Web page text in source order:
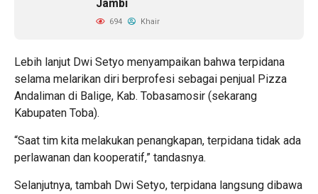
Jambi
694 Khair
Lebih lanjut Dwi Setyo menyampaikan bahwa terpidana
selama melarikan diri berprofesi sebagai penjual Pizza
Andaliman di Balige, Kab. Tobasamosir (sekarang
Kabupaten Toba).
“Saat tim kita melakukan penangkapan, terpidana tidak ada
perlawanan dan kooperatif,” tandasnya.
Selanjutnya, tambah Dwi Setyo, terpidana langsung dibawa